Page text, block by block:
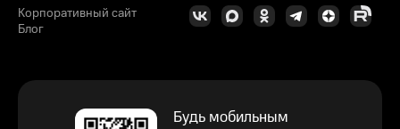
Корпоративный сайт
Блог
Будь мобильным